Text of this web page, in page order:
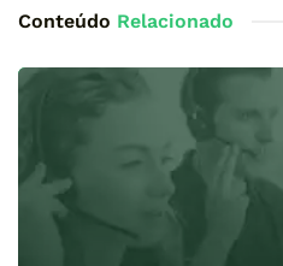
Conteúdo Relacionado